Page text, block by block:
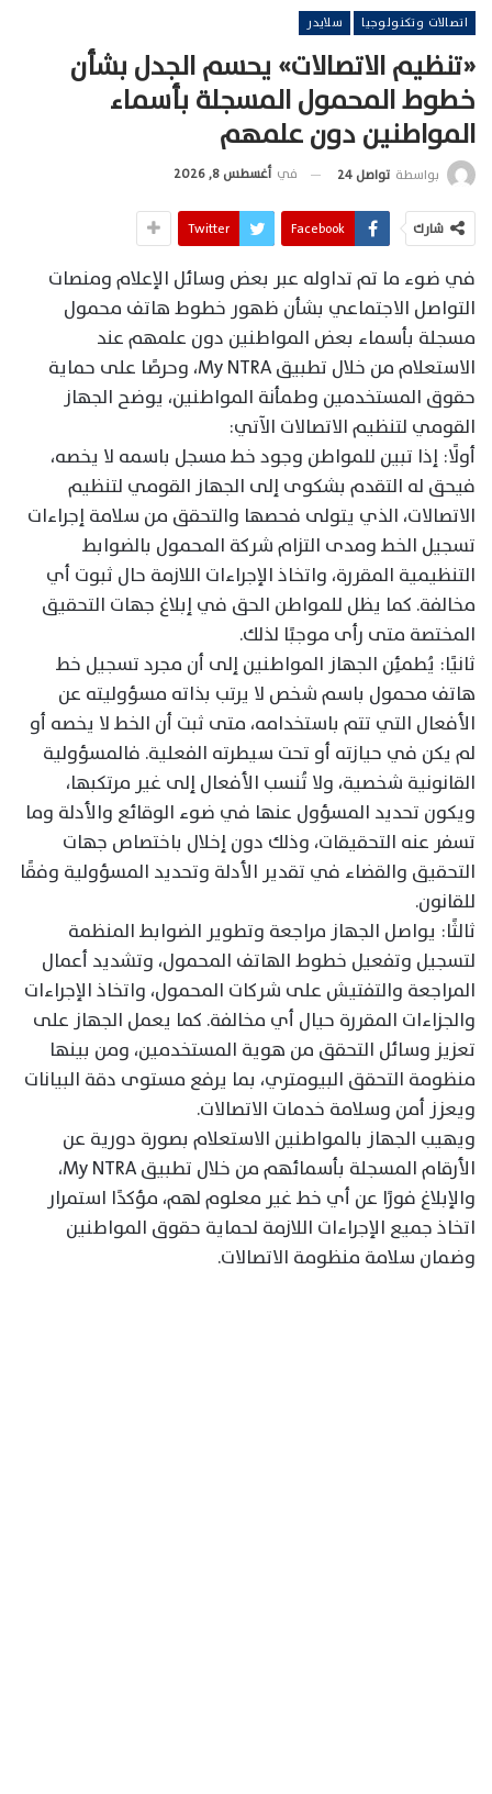
اتصالات وتكنولوجيا سلايدر
«تنظيم الاتصالات» يحسم الجدل بشأن
خطوط المحمول المسجلة بأسماء
المواطنين دون علمهم
بواسطة تواصل 24 في أغسطس 8, 2026
شارك Facebook
Twitter
في ضوء ما تم تداوله عبر بعض وسائل الإعلام ومنصات
التواصل الاجتماعي بشأن ظهور خطوط هاتف محمول
مسجلة بأسماء بعض المواطنين دون علمهم عند
الاستعلام من خلال تطبيق My NTRA، وحرصًا على حماية
حقوق المستخدمين وطمأنة المواطنين، يوضح الجهاز
القومي لتنظيم الاتصالات الآتي:
أولًا: إذا تبين للمواطن وجود خط مسجل باسمه لا يخصه،
فيحق له التقدم بشكوى إلى الجهاز القومي لتنظيم
الاتصالات، الذي يتولى فحصها والتحقق من سلامة إجراءات
تسجيل الخط ومدى التزام شركة المحمول بالضوابط
التنظيمية المقررة، واتخاذ الإجراءات اللازمة حال ثبوت أي
مخالفة. كما يظل للمواطن الحق في إبلاغ جهات التحقيق
المختصة متى رأى موجبًا لذلك.
ثانيًا: يُطمئِن الجهاز المواطنين إلى أن مجرد تسجيل خط
هاتف محمول باسم شخص لا يرتب بذاته مسؤوليته عن
الأفعال التي تتم باستخدامه، متى ثبت أن الخط لا يخصه أو
لم يكن في حيازته أو تحت سيطرته الفعلية. فالمسؤولية
القانونية شخصية، ولا تُنسب الأفعال إلى غير مرتكبها،
ويكون تحديد المسؤول عنها في ضوء الوقائع والأدلة وما
تسفر عنه التحقيقات، وذلك دون إخلال باختصاص جهات
التحقيق والقضاء في تقدير الأدلة وتحديد المسؤولية وفقًا
للقانون.
ثالثًا: يواصل الجهاز مراجعة وتطوير الضوابط المنظمة
لتسجيل وتفعيل خطوط الهاتف المحمول، وتشديد أعمال
المراجعة والتفتيش على شركات المحمول، واتخاذ الإجراءات
والجزاءات المقررة حيال أي مخالفة. كما يعمل الجهاز على
تعزيز وسائل التحقق من هوية المستخدمين، ومن بينها
منظومة التحقق البيومتري، بما يرفع مستوى دقة البيانات
ويعزز أمن وسلامة خدمات الاتصالات.
ويهيب الجهاز بالمواطنين الاستعلام بصورة دورية عن
الأرقام المسجلة بأسمائهم من خلال تطبيق My NTRA،
والإبلاغ فورًا عن أي خط غير معلوم لهم، مؤكدًا استمرار
اتخاذ جميع الإجراءات اللازمة لحماية حقوق المواطنين
وضمان سلامة منظومة الاتصالات.